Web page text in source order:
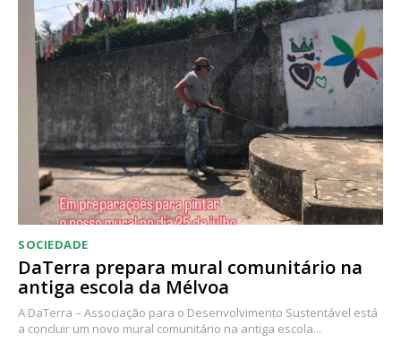
SOCIEDADE
DaTerra prepara mural comunitário na
antiga escola da Mélvoa
A DaTerra – Associação para o Desenvolvimento Sustentável está
a concluir um novo mural comunitário na antiga escola...